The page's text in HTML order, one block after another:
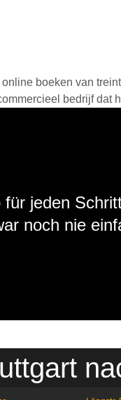
boeken van
bedrijf dat
jeden
noch nie